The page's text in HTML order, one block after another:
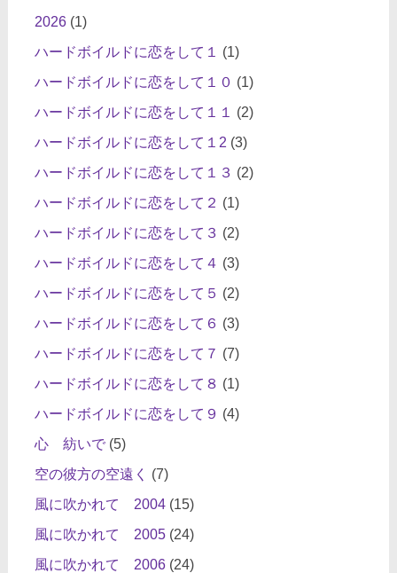
2026(1)
ハードボイルドに恋をして１
(1)
ハードボイルドに恋をして１０ (1)
ハードボイルドに恋をして１１
(2)
ハードボイルドに恋をして１2 (3)
ハードボイルドに恋をして１３ (2)
ハードボイルドに恋をして２ (1)
ハードボイルドに恋をして３ (2)
ハードボイルドに恋をして４ (3)
ハードボイルドに恋をして５ (2)
ハードボイルドに恋をして６ (3)
ハードボイルドに恋をして７ (7)
ハードボイルドに恋をして８ (1)
ハードボイルドに恋をして９ (4)
心 紡いで(5)
空の彼方の空遠く
(7)
風に吹かれて 2004(15)
風に吹かれて 2005(24)
風に吹かれて 2006(24)